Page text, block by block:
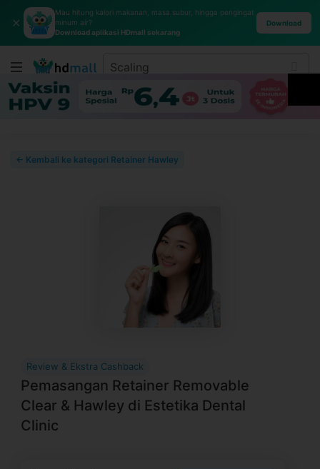
✕
Mau hitung kalori makanan, masa subur, hingga pengingat
minum air?
Download aplikasi HDmall sekarang
Download
← Kembali ke kategori Retainer Hawley
Review & Ekstra Cashback
Pemasangan Retainer Removable
Clear & Hawley di Estetika Dental
Clinic